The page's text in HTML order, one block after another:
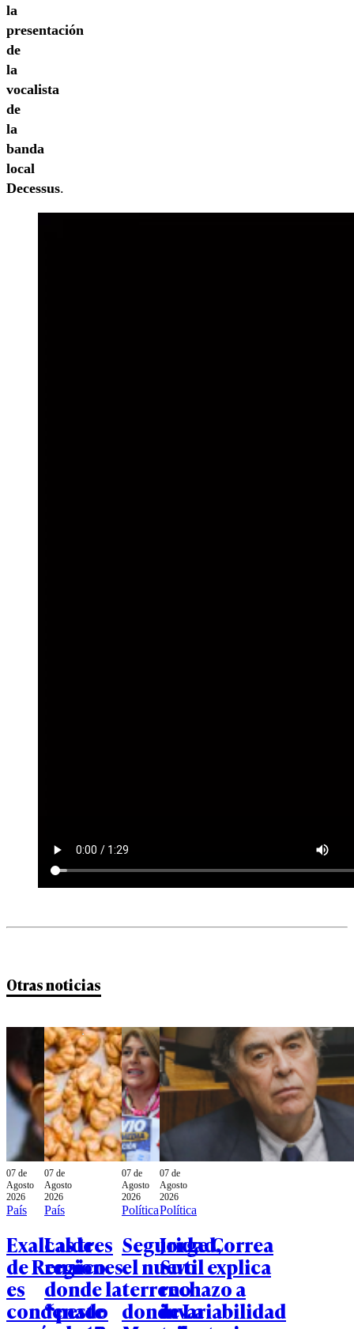
la
presentación
de
la
vocalista
de
la
banda
local
Decessus.
Otras noticias
07 de
Agosto
2026
País
Exalcalde
de Renaico
es
condenado
07 de
Agosto
2026
País
Las tres
regiones
donde la
“peste
07 de
Agosto
2026
Política
Seguridad,
el nuevo
terreno
donde La
07 de
Agosto
2026
Política
Jorge Correa
Sutil explica
rechazo a
invariabilidad